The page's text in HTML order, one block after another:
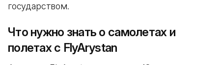
государством.
Что нужно знать о самолетах и
полетах с FlyArystan